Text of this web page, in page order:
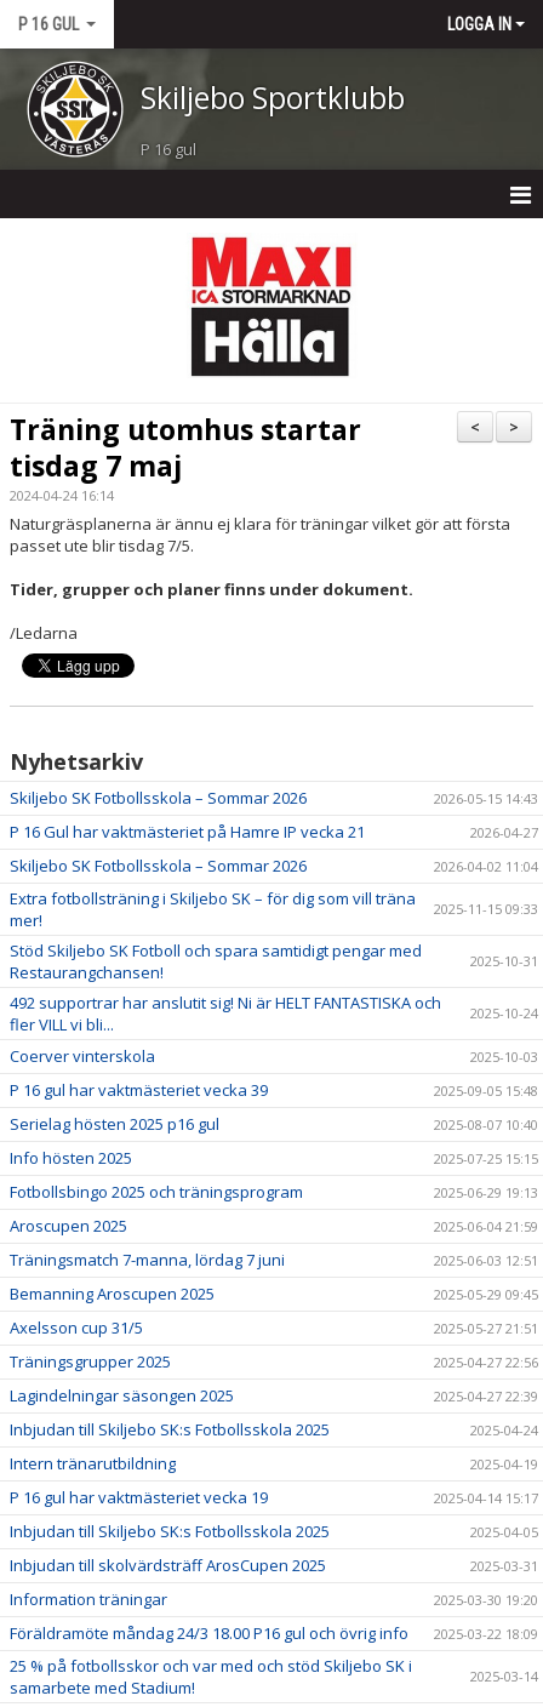
P 16 GUL LOGGA IN
Skiljebo Sportklubb
P 16 gul
TRUPPEN
BILDGALLERI
DOKUMENT
>
<
Träning utomhus startar
tisdag 7 maj
2024-04-24 16:14
Naturgräsplanerna är ännu ej klara för träningar vilket gör att första
passet ute blir tisdag 7/5.
Tider, grupper och planer finns under dokument.
/Ledarna
Nyhetsarkiv
Skiljebo SK Fotbollsskola – Sommar 2026 2026-05-15 14:43
P 16 Gul har vaktmästeriet på Hamre IP vecka 21 2026-04-27
Skiljebo SK Fotbollsskola – Sommar 2026 2026-04-02 11:04
Extra fotbollsträning i Skiljebo SK – för dig som vill träna
mer!
2025-11-15 09:33
Stöd Skiljebo SK Fotboll och spara samtidigt pengar med
Restaurangchansen!
2025-10-31
492 supportrar har anslutit sig! Ni är HELT FANTASTISKA och
fler VILL vi bli...
2025-10-24
Coerver vinterskola 2025-10-03
P 16 gul har vaktmästeriet vecka 39 2025-09-05 15:48
Serielag hösten 2025 p16 gul 2025-08-07 10:40
Info hösten 2025 2025-07-25 15:15
Fotbollsbingo 2025 och träningsprogram 2025-06-29 19:13
Aroscupen 2025 2025-06-04 21:59
Träningsmatch 7-manna, lördag 7 juni 2025-06-03 12:51
Bemanning Aroscupen 2025 2025-05-29 09:45
Axelsson cup 31/5 2025-05-27 21:51
Träningsgrupper 2025 2025-04-27 22:56
Lagindelningar säsongen 2025 2025-04-27 22:39
Inbjudan till Skiljebo SK:s Fotbollsskola 2025 2025-04-24
Intern tränarutbildning 2025-04-19
P 16 gul har vaktmästeriet vecka 19 2025-04-14 15:17
Inbjudan till Skiljebo SK:s Fotbollsskola 2025 2025-04-05
Inbjudan till skolvärdsträff ArosCupen 2025 2025-03-31
Information träningar 2025-03-30 19:20
Föräldramöte måndag 24/3 18.00 P16 gul och övrig info 2025-03-22 18:09
25 % på fotbollsskor och var med och stöd Skiljebo SK i
samarbete med Stadium!
2025-03-14